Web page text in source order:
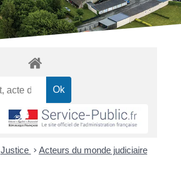
Justice > Acteurs du monde judiciaire